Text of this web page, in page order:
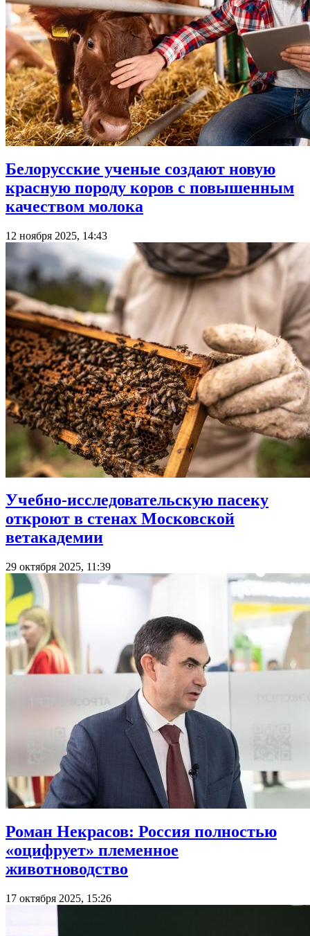
Белорусские ученые создают новую
красную породу коров с повышенным
качеством молока
12 ноября 2025, 14:43
Учебно-исследовательскую пасеку
откроют в стенах Московской
ветакадемии
29 октября 2025, 11:39
Роман Некрасов: Россия полностью
«оцифрует» племенное
животноводство
17 октября 2025, 15:26